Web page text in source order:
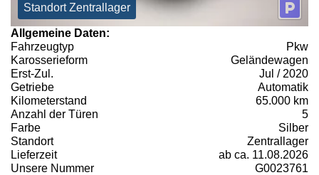
Standort Zentrallager
Allgemeine Daten:
Fahrzeugtyp
Pkw
Karosserieform
Geländewagen
Erst-Zul.
Jul / 2020
Getriebe
Automatik
Kilometerstand
65.000 km
Anzahl der Türen
5
Farbe
Silber
Standort
Zentrallager
Lieferzeit
ab ca. 11.08.2026
Unsere Nummer
G0023761